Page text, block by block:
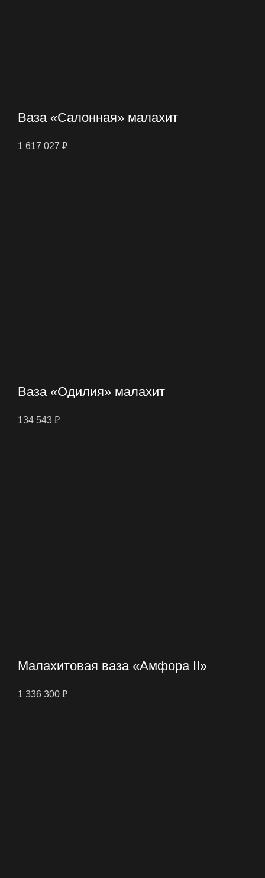
Ваза «Салонная» малахит
1 617 027 ₽
Ваза «Одилия» малахит
134 543 ₽
Малахитовая ваза «Амфора II»
1 336 300 ₽